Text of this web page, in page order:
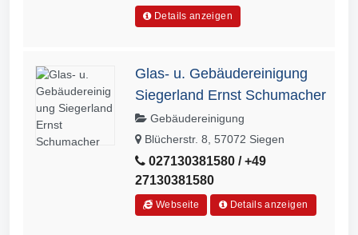
Details anzeigen
Glas- u. Gebäudereinigung
Siegerland Ernst Schumacher
Gebäudereinigung
Blücherstr. 8, 57072 Siegen
027130381580 / +49
27130381580
Webseite Details anzeigen